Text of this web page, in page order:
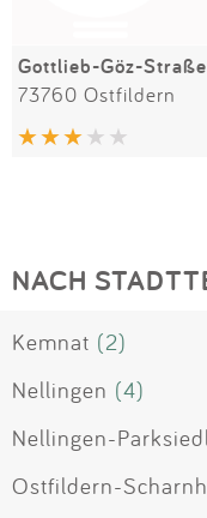
Gottlieb-Göz-Straße
73760 Ostfildern
NACH
Kemnat (2)
Nellingen (4)
Nellingen-
Ostfildern-